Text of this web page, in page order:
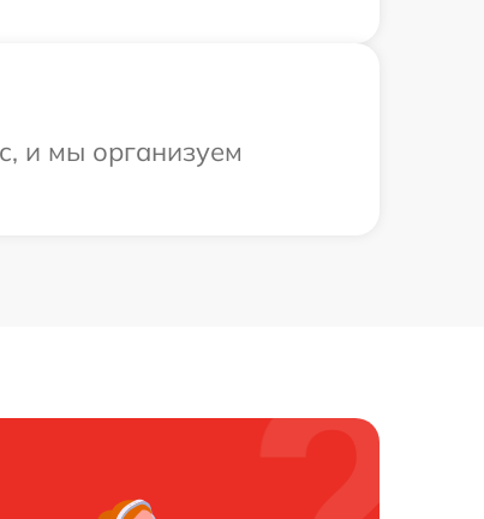
и мы организуем